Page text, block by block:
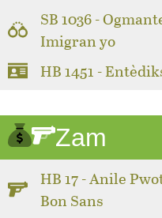
SB 1036 -
Imigran yo
HB 1451 -
Zam
HB 17 - Anile
Bon Sans